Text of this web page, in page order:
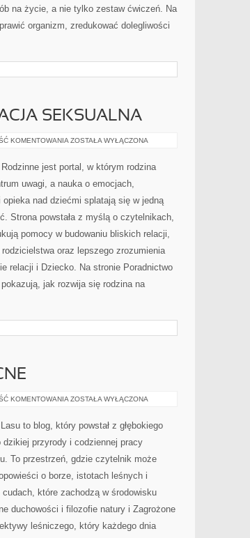
na życie, a nie tylko zestaw ćwiczeń. Na
organizm, zredukować dolegliwości
SEKSUALNA
KOMENTOWANIA ROZWÓJ
EDUKACJA
SEKSUALNA
ZOSTAŁA WYŁĄCZONA
Rodzinne jest portal, w którym rodzina
uwagi, a nauka o emocjach,
opieka nad dziećmi splatają się w jedną
Strona powstała z myślą o czytelnikach,
pomocy w budowaniu bliskich relacji,
oraz lepszego zrozumienia
relacji i Dziecko. Na stronie Poradnictwo
jak rozwija się rodzina na
KOMENTOWANIA OWADY
ZOSTAŁA WYŁĄCZONA
to blog, który powstał z głębokiego
dzikiej przyrody i codziennej pracy
To przestrzeń, gdzie czytelnik może
o borze, istotach leśnych i
które zachodzą w środowisku
duchowości i filozofie natury i Zagrożone
leśniczego, który każdego dnia